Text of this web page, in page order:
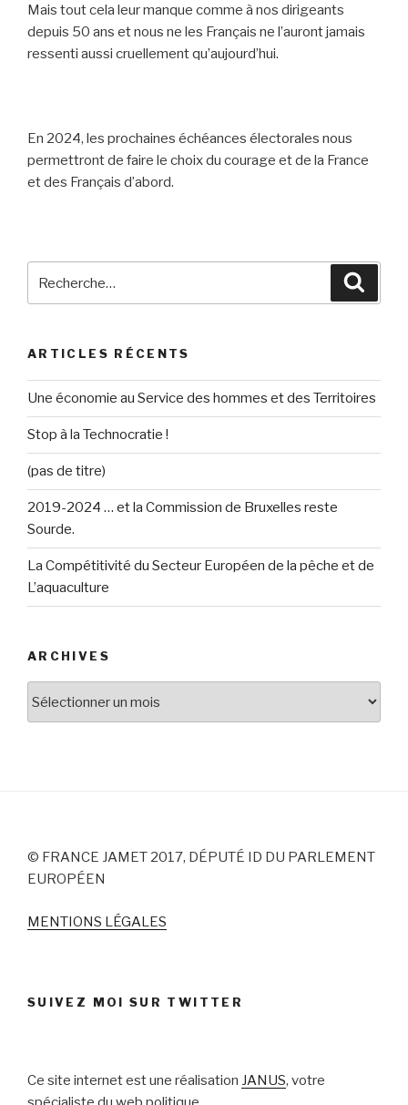
Mais tout cela leur manque comme à nos dirigeants
depuis 50 ans et nous ne les Français ne l’auront jamais
ressenti aussi cruellement qu’aujourd’hui.
En 2024, les prochaines échéances électorales nous
permettront de faire le choix du courage et de la France
et des Français d’abord.
ARTICLES RÉCENTS
Une économie au Service des hommes et des Territoires
Stop à la Technocratie !
(pas de titre)
2019-2024 … et la Commission de Bruxelles reste
Sourde.
La Compétitivité du Secteur Européen de la pêche et de
L’aquaculture
ARCHIVES
© FRANCE JAMET 2017, DÉPUTÉ ID DU PARLEMENT
EUROPÉEN
MENTIONS LÉGALES
SUIVEZ MOI SUR TWITTER
Ce site internet est une réalisation JANUS, votre